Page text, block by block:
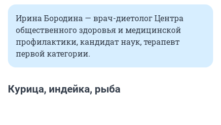
Ирина Бородина — врач-диетолог Центра
общественного здоровья и медицинской
профилактики, кандидат наук, терапевт
первой категории.
Курица, индейка, рыба